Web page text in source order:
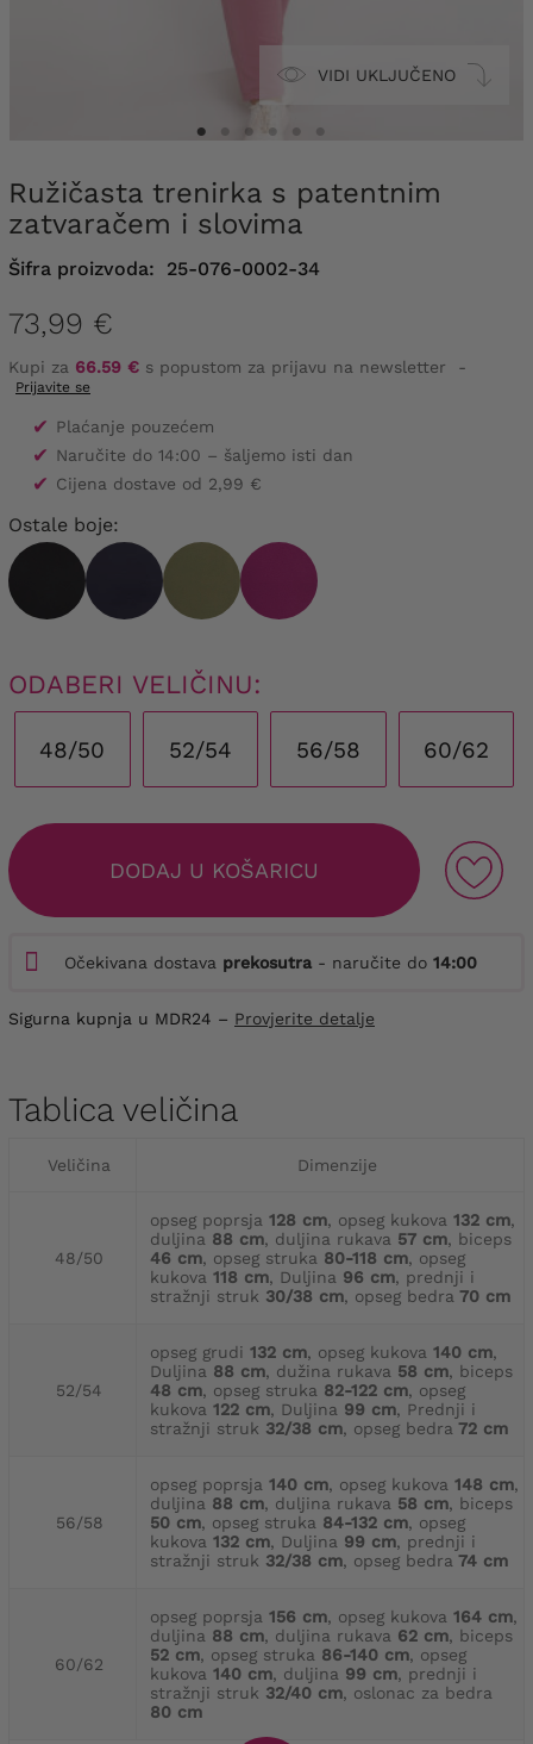
VIDI UKLJUČENO
Ružičasta trenirka s patentnim
zatvaračem i slovima
Šifra proizvoda: 25-076-0002-34
73,99 €
Kupi za 66.59 € s popustom za prijavu na newsletter -
Prijavite se
✔ Plaćanje pouzećem
✔ Naručite do 14:00 – šaljemo isti dan
✔ Cijena dostave od 2,99 €
Ostale boje:
ODABERI VELIČINU:
48/50 52/54 56/58 60/62
DODAJ U KOŠARICU
Očekivana dostava prekosutra - naručite do 14:00
Sigurna kupnja u MDR24 – Provjerite detalje
Tablica veličina
Veličina Dimenzije
48/50
opseg poprsja 128 cm, opseg kukova 132 cm,
duljina 88 cm, duljina rukava 57 cm, biceps
46 cm, opseg struka 80-118 cm, opseg
kukova 118 cm, Duljina 96 cm, prednji i
stražnji struk 30/38 cm, opseg bedra 70 cm
52/54
opseg grudi 132 cm, opseg kukova 140 cm,
Duljina 88 cm, dužina rukava 58 cm, biceps
48 cm, opseg struka 82-122 cm, opseg
kukova 122 cm, Duljina 99 cm, Prednji i
stražnji struk 32/38 cm, opseg bedra 72 cm
56/58
opseg poprsja 140 cm, opseg kukova 148 cm,
duljina 88 cm, duljina rukava 58 cm, biceps
50 cm, opseg struka 84-132 cm, opseg
kukova 132 cm, Duljina 99 cm, prednji i
stražnji struk 32/38 cm, opseg bedra 74 cm
60/62
opseg poprsja 156 cm, opseg kukova 164 cm,
duljina 88 cm, duljina rukava 62 cm, biceps
52 cm, opseg struka 86-140 cm, opseg
kukova 140 cm, duljina 99 cm, prednji i
stražnji struk 32/40 cm, oslonac za bedra
80 cm